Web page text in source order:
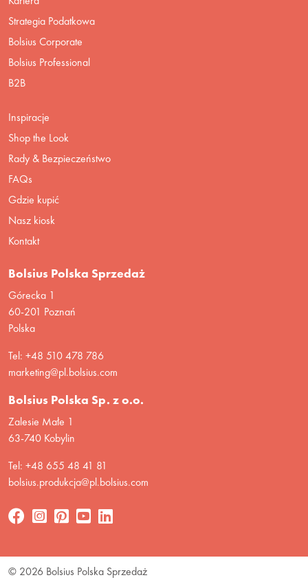
Strategia Podatkowa
Bolsius Corporate
Bolsius Professional
B2B
Inspiracje
Shop the Look
Rady & Bezpieczeństwo
FAQs
Gdzie kupić
Nasz kiosk
Kontakt
Bolsius Polska Sprzedaż
Górecka 1
60-201 Poznań
Polska
Tel: +48 510 478 786
marketing@pl.bolsius.com
Bolsius Polska Sp. z o.o.
Zalesie Małe 1
63-740 Kobylin
Tel: +48 655 48 41 81
bolsius.produkcja@pl.bolsius.com
© 2026 Bolsius Polska Sprzedaż